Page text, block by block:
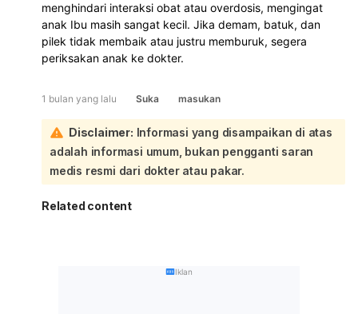
menghindari interaksi obat atau overdosis, mengingat
anak Ibu masih sangat kecil. Jika demam, batuk, dan
pilek tidak membaik atau justru memburuk, segera
periksakan anak ke dokter.
1 bulan yang lalu Suka masukan
Disclaimer: Informasi yang disampaikan di atas
adalah informasi umum, bukan pengganti saran
medis resmi dari dokter atau pakar.
Related content
Iklan